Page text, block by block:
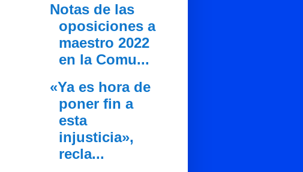
Notas de las
oposiciones a
maestro 2022
en la Comu...
«Ya es hora de
poner fin a
esta
injusticia»,
recla...